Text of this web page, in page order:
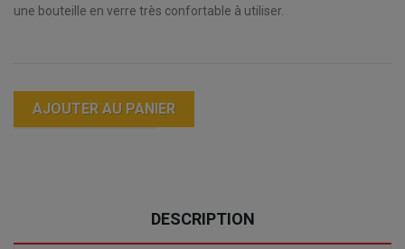
une bouteille en verre très confortable à utiliser.
AJOUTER AU PANIER
DESCRIPTION